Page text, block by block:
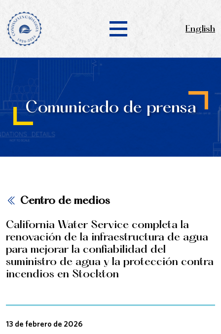
English
Comunicado de prensa
Centro de medios
California Water Service completa la
renovación de la infraestructura de agua
para mejorar la confiabilidad del
suministro de agua y la protección contra
incendios en Stockton
13 de febrero de 2026